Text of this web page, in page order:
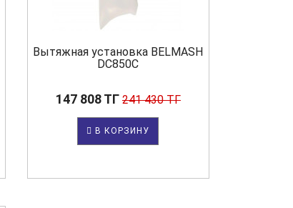
Вытяжная установка BELMASH
DC850C
147 808 ТГ 241 430 ТГ
В КОРЗИНУ